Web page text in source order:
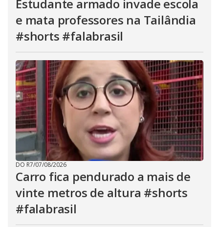
Estudante armado invade escola
e mata professores na Tailândia
#shorts #falabrasil
DO R7/07/08/2026
Carro fica pendurado a mais de
vinte metros de altura #shorts
#falabrasil